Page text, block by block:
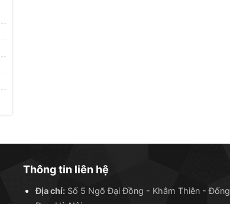
Thông tin liên hệ
Địa chỉ:Số 5 Ngõ Đại Đồng - Khâm Thiên - Đống